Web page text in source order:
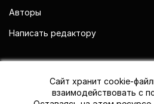
Авторы
Написать редактору
Сайт хранит cookie-
взаимодействовать с